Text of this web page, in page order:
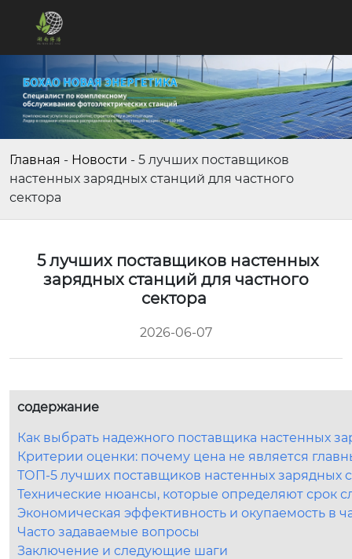
Главная - Новости - 5 лучших поставщиков
настенных зарядных станций для частного
сектора
5 лучших поставщиков настенных
зарядных станций для частного
сектора
2026-06-07
содержание
Как выбрать надежного поставщика настенных
Критерии оценки: почему цена не является
ТОП-5 лучших поставщиков настенных зарядных
Технические нюансы, которые определяют срок
Экономическая эффективность и окупаемость в
Часто задаваемые вопросы
Заключение и следующие шаги